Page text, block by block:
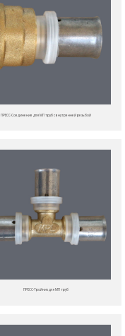
ПРЕСС-Соединение для МП труб с внутренней резьбой
ПРЕСС-Тройник для МП труб